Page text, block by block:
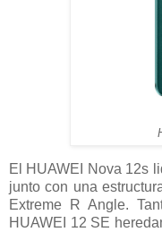
El HUAWEI Nova 12s
junto con una
Extreme R Angle.
HUAWEI 12 SE